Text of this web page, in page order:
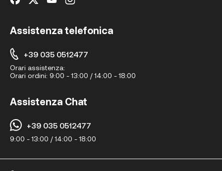
Assistenza telefonica
+39 035 0512477
Orari assistenza:
Orari ordini: 9:00 - 13:00 / 14:00 - 18:00
Assistenza Chat
+39 035 0512477
9:00 - 13:00 / 14:00 - 18:00